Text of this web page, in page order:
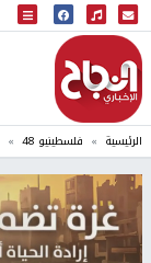
البث المباشر
إذاعة النجاح
الرئيسية فلسطينيو 48